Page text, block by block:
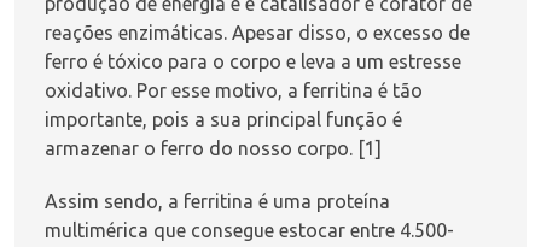
reações enzimáticas. Apesar disso, o excesso de
ferro é tóxico para o corpo e leva a um estresse
oxidativo. Por esse motivo, a ferritina é tão
importante, pois a sua principal função é
armazenar o ferro do nosso corpo. [1]
Assim sendo, a ferritina é uma proteína
multimérica que consegue estocar entre 4.500-